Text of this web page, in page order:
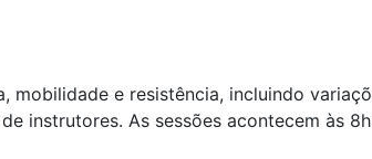
e resistência, incluindo
instrutores. As sessões acontecem às